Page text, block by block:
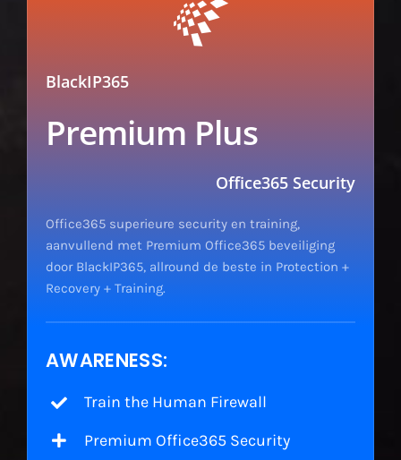
BlackIP365
Premium Plus
Office365 Security
Office365 superieure security en training,
aanvullend met Premium Office365 beveiliging
door BlackIP365, allround de beste in Protection +
Recovery + Training.
AWARENESS:
Train the Human Firewall
Premium Office365 Security